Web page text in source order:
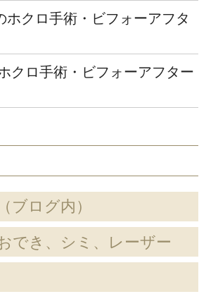
ホクロ手術・ビフォーアフタ
クロ手術・ビフォーアフター
ブログ内）
でき、シミ、レーザー